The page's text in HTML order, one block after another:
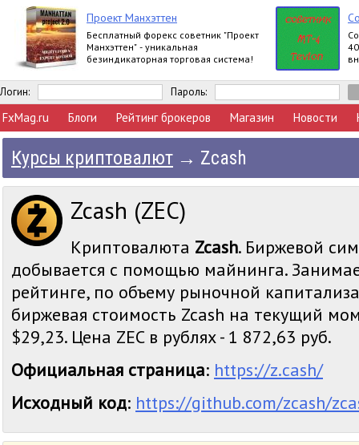
Проект Манхэттен
Бесплатный форекс советник "Проект
Манхэттен" - уникальная
безиндикаторная торговая система!
Логин: Пароль:
FxMag.ru Блоги Рейтинг брокеров Магазин Новости
Курсы криптовалют → Zcash
Zcash (ZEC)
Криптовалюта Zcash. Биржевой
добывается с помощью майнинга.
рейтинге, по объему рыночной
биржевая стоимость Zcash на текущий
$29,23. Цена ZEC в рублях - 1 872,63 руб.
Официальная страница: https://z.cash/
Исходный код: https://github.com/zcash/